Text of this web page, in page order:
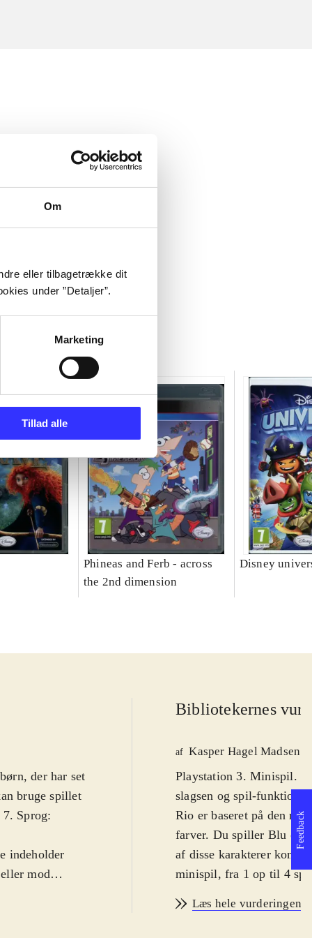
Om
eller tilbagetrække dit
under ”Detaljer”.
Marketing
Tillad alle
Phineas and Ferb - across
the 2nd dimension
Disney
der har set
bruge spillet
Sprog:
indeholder
mod
Bibliotekernes
af Kasper Hagel Madsen
Playstation 3. Minispil.
slagsen og spil-
Rio er baseret på den
farver. Du spiller Blu og
af disse karakterer
minispil, fra 1 op til 4
spille høvdingebold og i
Læs hele vurderingen
Feedback